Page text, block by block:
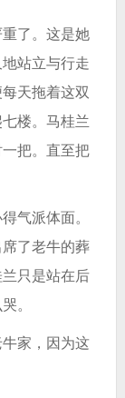
了。这是她
站立与行走
天拖着这双
楼。马桂兰
把。直至把
气派体面。
了老牛的葬
只是站在后
。
家，因为这